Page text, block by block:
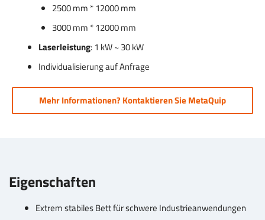
2500 mm * 12000 mm
3000 mm * 12000 mm
Laserleistung: 1 kW ~ 30 kW
Individualisierung auf Anfrage
Mehr Informationen? Kontaktieren Sie MetaQuip
Eigenschaften
Extrem stabiles Bett für schwere Industrieanwendungen